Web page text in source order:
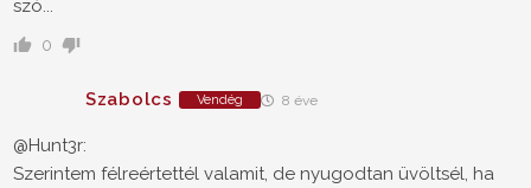
szó...
0
Szabolcs Vendég 8 éve
@Hunt3r:
Szerintem félreértettél valamit, de nyugodtan üvöltsél, ha